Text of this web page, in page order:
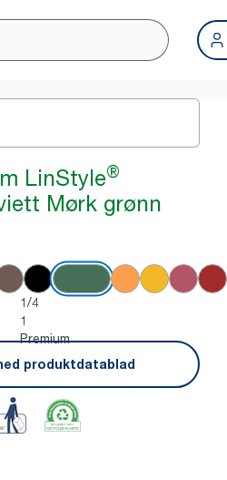
LinStyle®
Mørk grønn
1/4
1
Premium
produktdatablad